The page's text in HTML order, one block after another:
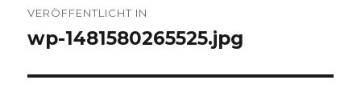
VERÖFFENTLICHT IN
wp-1481580265525.jpg